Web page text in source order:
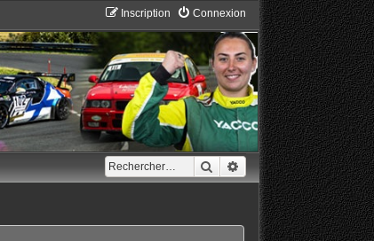
Connexion
Inscription
RechercherRecherche avancée